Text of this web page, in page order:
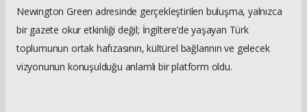
Newington Green adresinde gerçekleştirilen buluşma, yalnızca
bir gazete okur etkinliği değil; İngiltere’de yaşayan Türk
toplumunun ortak hafızasının, kültürel bağlarının ve gelecek
vizyonunun konuşulduğu anlamlı bir platform oldu.